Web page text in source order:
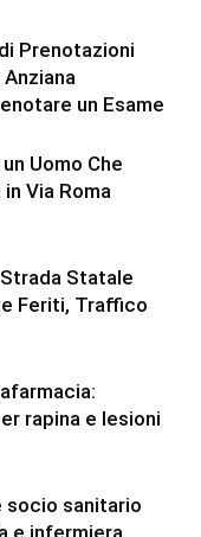
Prenotazioni
un Esame
Uomo Che
Via Roma
Statale
Feriti, Traffico
rapina e lesioni
socio sanitario
e infermiera